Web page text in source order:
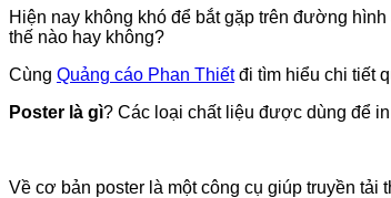
Hiện nay không khó để bắt gặp trên đường
thế nào hay không?
Cùng Quảng cáo Phan Thiếtđi tìm hiểu chi tiết
Poster là gì? Các loại chất liệu được dùng để
Về cơ bản poster là một công cụ giúp truyền